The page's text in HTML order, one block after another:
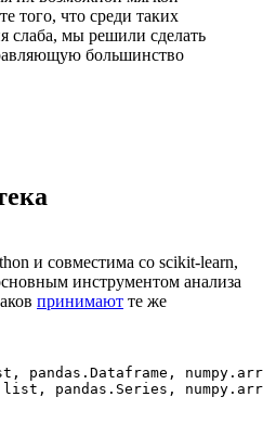
того, что среди таких
слаба, мы решили сделать
большинство
и совместима со scikit-learn,
инструментом анализа
принимают те же
pandas.Series,